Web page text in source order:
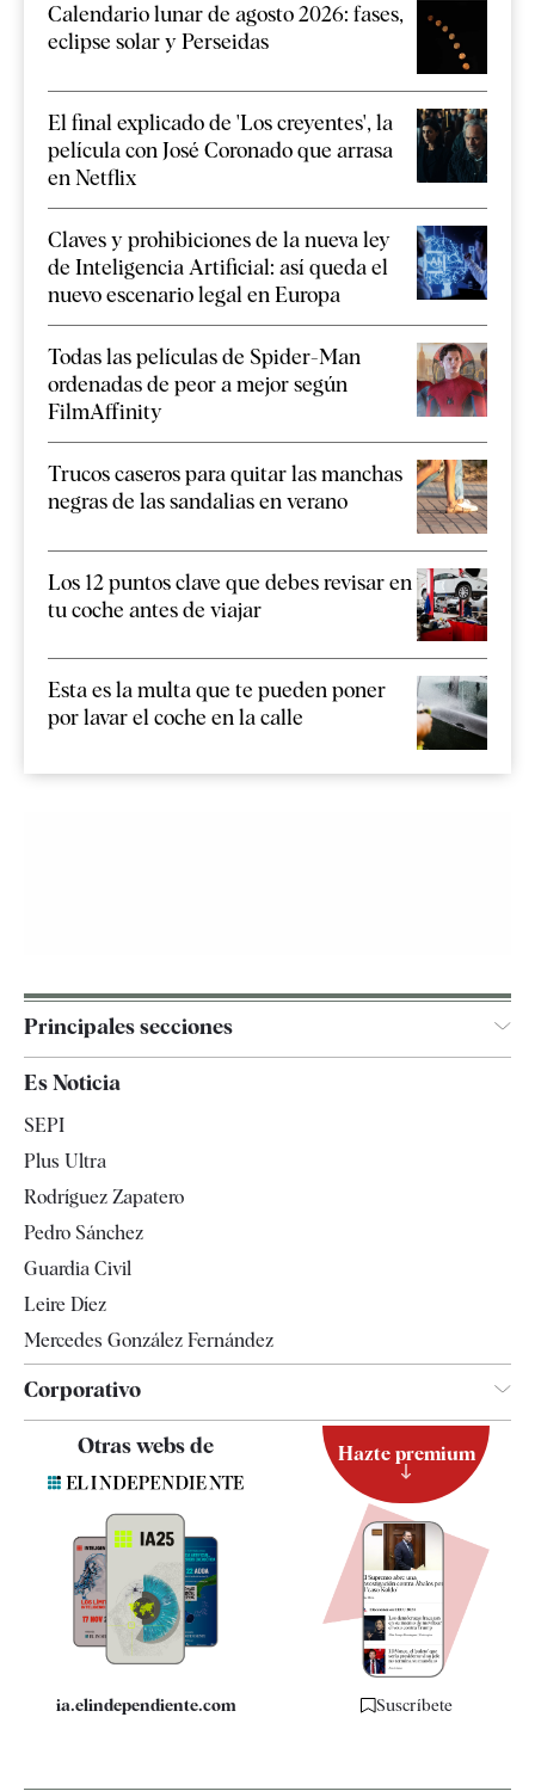
Calendario lunar de agosto 2026: fases,
eclipse solar y Perseidas
El final explicado de 'Los creyentes', la
película con José Coronado que arrasa
en Netflix
Claves y prohibiciones de la nueva ley
de Inteligencia Artificial: así queda el
nuevo escenario legal en Europa
Todas las películas de Spider-Man
ordenadas de peor a mejor según
FilmAffinity
Trucos caseros para quitar las manchas
negras de las sandalias en verano
Los 12 puntos clave que debes revisar en
tu coche antes de viajar
Esta es la multa que te pueden poner
por lavar el coche en la calle
Principales secciones
Televisión
Es Noticia
SEPI
Plus Ultra
Rodríguez Zapatero
Pedro Sánchez
Guardia Civil
Leire Díez
Mercedes González Fernández
Corporativo
Quiénes somos
Especificaciones
Otras webs de
ia.elindependiente.com
Hazte premium
Suscríbete